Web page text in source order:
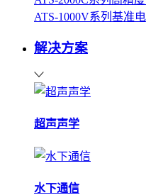
ATS-1000V系列基准
解决方案
超声声学
水下通信